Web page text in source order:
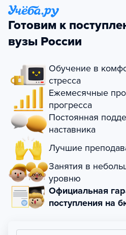
Готовим к
вузы России
Обучение в
стресса
Ежемесячные
прогресса
Постоянная
наставника
Лучшие
Занятия в
уровню
Официальная
поступления на